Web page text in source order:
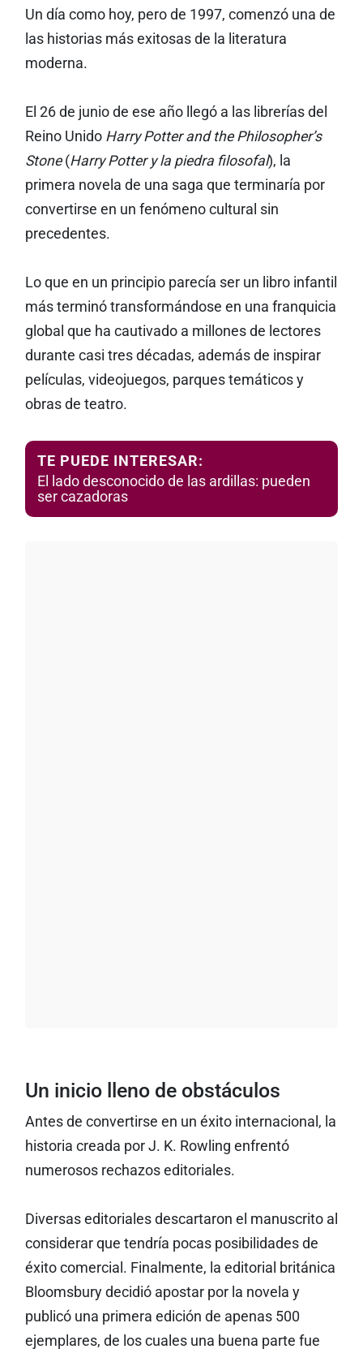
Un día como hoy, pero de 1997, comenzó una de
las historias más exitosas de la literatura
moderna.
El 26 de junio de ese año llegó a las librerías del
Reino Unido Harry Potter and the Philosopher’s
Stone(Harry Potter y la piedra filosofal), la
primera novela de una saga que terminaría por
convertirse en un fenómeno cultural sin
precedentes.
Lo que en un principio parecía ser un libro infantil
más terminó transformándose en una franquicia
global que ha cautivado a millones de lectores
durante casi tres décadas, además de inspirar
películas, videojuegos, parques temáticos y
obras de teatro.
TE PUEDE INTERESAR:
El lado desconocido de las ardillas: pueden
ser cazadoras
Un inicio lleno de obstáculos
Antes de convertirse en un éxito internacional, la
historia creada por J. K. Rowling enfrentó
numerosos rechazos editoriales.
Diversas editoriales descartaron el manuscrito al
considerar que tendría pocas posibilidades de
éxito comercial. Finalmente, la editorial británica
Bloomsbury decidió apostar por la novela y
publicó una primera edición de apenas 500
ejemplares, de los cuales una buena parte fue